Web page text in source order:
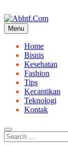
to
content
Menu
Home
Bisnis
Kesehatan
Fashion
Tips
Kecantikan
Teknologi
Kontak